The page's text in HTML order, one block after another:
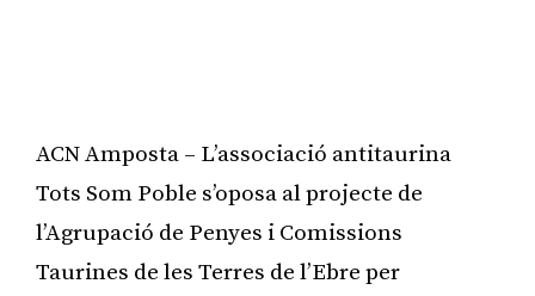
ACN Amposta – L’associació antitaurina
Tots Som Poble s’oposa al projecte de
l’Agrupació de Penyes i Comissions
Taurines de les Terres de l’Ebre per